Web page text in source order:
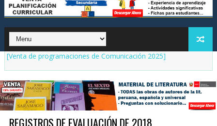
[Venta de programaciones de Comunicación 2025]
REGISTROS DE EVALUACIÓN DE 2018